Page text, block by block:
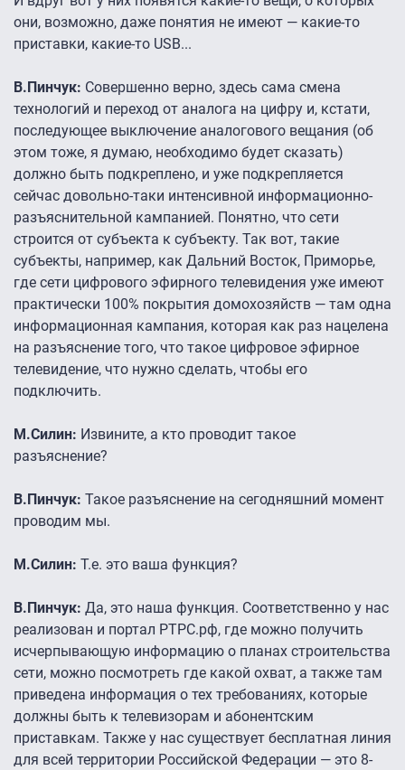
они, возможно, даже понятия не имеют — какие-то
приставки, какие-то USB...
В.Пинчук: Совершенно верно, здесь сама смена
технологий и переход от аналога на цифру и, кстати,
последующее выключение аналогового вещания (об
этом тоже, я думаю, необходимо будет сказать)
должно быть подкреплено, и уже подкрепляется
сейчас довольно-таки интенсивной информационно-
разъяснительной кампанией. Понятно, что сети
строится от субъекта к субъекту. Так вот, такие
субъекты, например, как Дальний Восток, Приморье,
где сети цифрового эфирного телевидения уже имеют
практически 100% покрытия домохозяйств — там одна
информационная кампания, которая как раз нацелена
на разъяснение того, что такое цифровое эфирное
телевидение, что нужно сделать, чтобы его
подключить.
М.Силин: Извините, а кто проводит такое
разъяснение?
В.Пинчук: Такое разъяснение на сегодняшний момент
проводим мы.
М.Силин: Т.е. это ваша функция?
В.Пинчук: Да, это наша функция. Соответственно у нас
реализован и портал РТРС.рф, где можно получить
исчерпывающую информацию о планах строительства
сети, можно посмотреть где какой охват, а также там
приведена информация о тех требованиях, которые
должны быть к телевизорам и абонентским
приставкам. Также у нас существует бесплатная линия
для всей территории Российской Федерации — это 8-